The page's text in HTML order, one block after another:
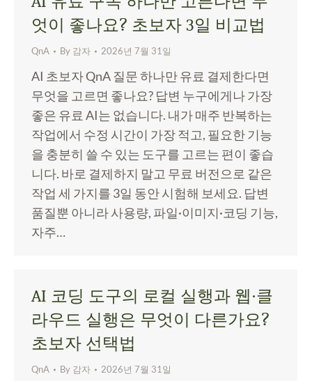
엇이 좋나요? 초보자 3일 비교법
QnA By 감자 2026년 7월 31일
AI 초보자 QnA 질문 하나만 유료 결제한다면
무엇을 고르면 좋나요? 답변 누구에게나 가장
좋은 유료 AI는 없습니다. 내가 매주 반복하는
작업에서 수정 시간이 가장 적고, 필요한 기능
을 충분히 쓸 수 있는 도구를 고르는 편이 좋습
니다. 바로 결제하지 말고 무료 버전으로 같은
작업 세 가지를 3일 동안 시험해 보세요. 답변
품질뿐 아니라 사용량, 파일·이미지·코딩 기능,
자주…
AI 코딩 도구의 로컬 실행과 웹·클
라우드 실행은 무엇이 다른가요?
초보자 선택법
QnA By 감자 2026년 7월 31일